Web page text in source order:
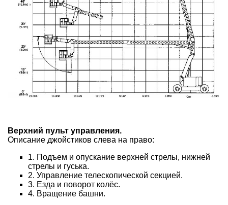
Верхний пульт управления.
Описание джойстиков слева на право:
1. Подъем и опускание верхней стрелы, нижней
стрелы и гуська.
2. Управление телескопической секцией.
3. Езда и поворот колёс.
4. Вращение башни.